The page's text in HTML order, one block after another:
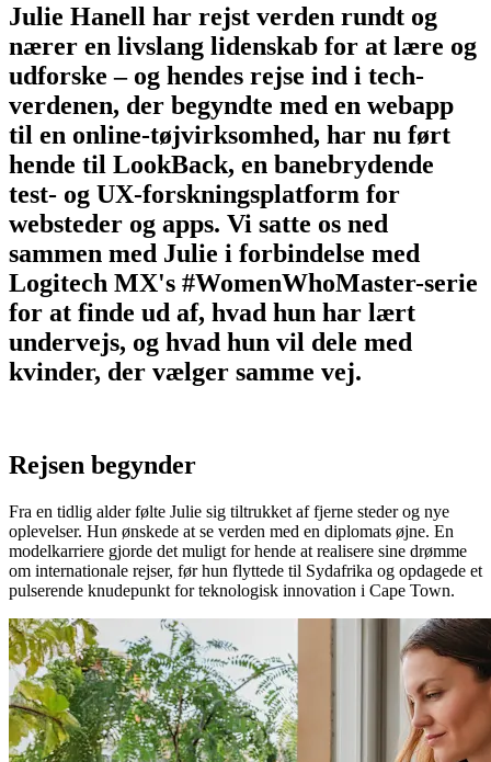
Julie Hanell har rejst verden rundt og
nærer en livslang lidenskab for at lære og
udforske – og hendes rejse ind i tech-
verdenen, der begyndte med en webapp
til en online-tøjvirksomhed, har nu ført
hende til LookBack, en banebrydende
test- og UX-forskningsplatform for
websteder og apps. Vi satte os ned
sammen med Julie i forbindelse med
Logitech MX's #WomenWhoMaster-serie
for at finde ud af, hvad hun har lært
undervejs, og hvad hun vil dele med
kvinder, der vælger samme vej.
Rejsen begynder
Fra en tidlig alder følte Julie sig tiltrukket af fjerne steder og nye
oplevelser. Hun ønskede at se verden med en diplomats øjne. En
modelkarriere gjorde det muligt for hende at realisere sine drømme
om internationale rejser, før hun flyttede til Sydafrika og opdagede et
pulserende knudepunkt for teknologisk innovation i Cape Town.